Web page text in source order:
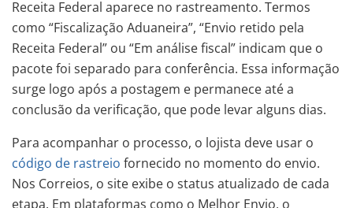
Receita Federal aparece no rastreamento. Termos
como “Fiscalização Aduaneira”, “Envio retido pela
Receita Federal” ou “Em análise fiscal” indicam que o
pacote foi separado para conferência. Essa informação
surge logo após a postagem e permanece até a
conclusão da verificação, que pode levar alguns dias.
Para acompanhar o processo, o lojista deve usar o
código de rastreio fornecido no momento do envio.
Nos Correios, o site exibe o status atualizado de cada
etapa. Em plataformas como o Melhor Envio, o